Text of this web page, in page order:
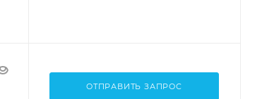
ОТПРАВИТЬ ЗАПРОС